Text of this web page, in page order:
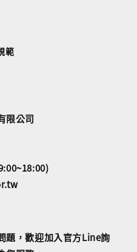
範
限公司
題，歡迎加入官方Line詢